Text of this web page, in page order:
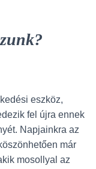
eszköz,
fel újra ennek
Napjainkra az
már
mosollyal az